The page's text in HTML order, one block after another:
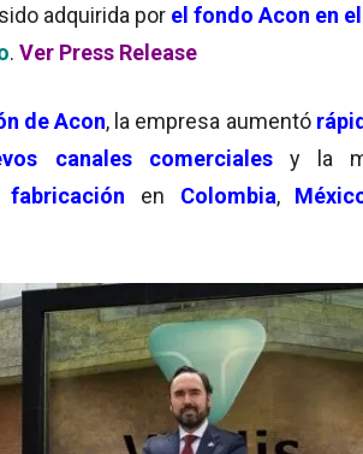
adquirida por el fondo Acon en el
. Ver Press Release
de Acon, la empresa aumentó
canales comercialesy la
en Colombia,